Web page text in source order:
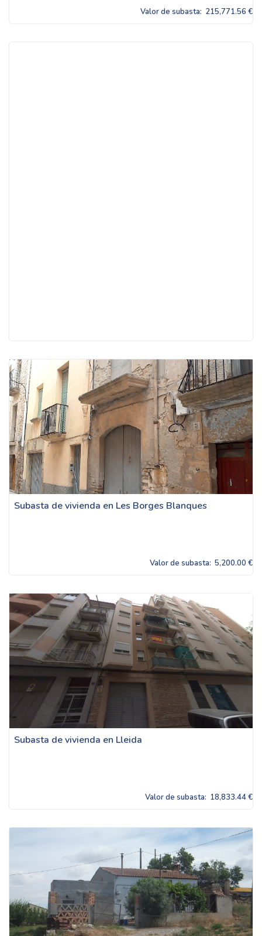
Valor de subasta: 215,771.56 €
Subasta de vivienda en Les Borges Blanques
Valor de subasta: 5,200.00 €
Subasta de vivienda en Lleida
Valor de subasta: 18,833.44 €